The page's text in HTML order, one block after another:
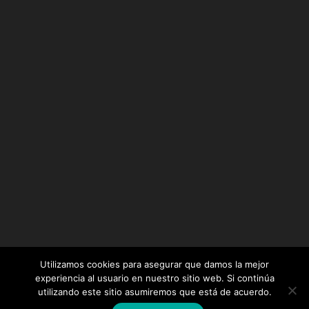
Diseñado por Elegant Themes| Desarrollado por
Utilizamos cookies para asegurar que damos la mejor
experiencia al usuario en nuestro sitio web. Si continúa
utilizando este sitio asumiremos que está de acuerdo.